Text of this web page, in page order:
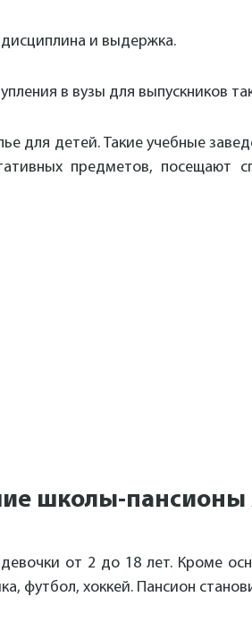
и выдержка.
в вузы для выпускников
для детей. Такие учебные
предметов, посещают
школы-пансионы
от 2 до 18 лет. Кроме
футбол, хоккей. Пансион